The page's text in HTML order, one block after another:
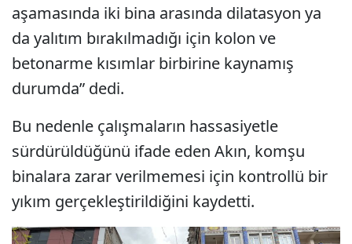
aşamasında iki bina arasında dilatasyon ya
da yalıtım bırakılmadığı için kolon ve
betonarme kısımlar birbirine kaynamış
durumda” dedi.
Bu nedenle çalışmaların hassasiyetle
sürdürüldüğünü ifade eden Akın, komşu
binalara zarar verilmemesi için kontrollü bir
yıkım gerçekleştirildiğini kaydetti.